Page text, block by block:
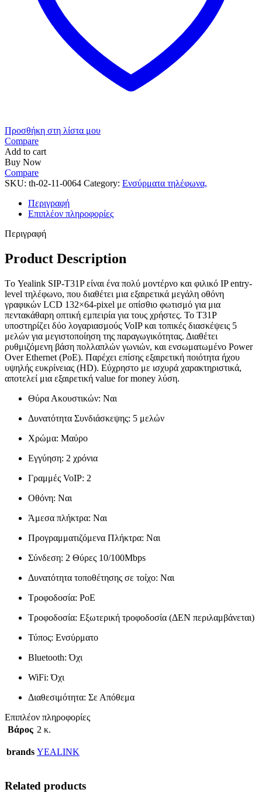
Προσθήκη στη λίστα μου
Compare
Add to cart
Buy Now
Compare
SKU: th-02-11-0064 Category: Ενσύρματα τηλέφωνα,
Περιγραφή
Επιπλέον πληροφορίες
Περιγραφή
Product Description
Tο Yealink SIP-T31P είναι ένα πολύ μοντέρνο και φιλικό IP entry-
level τηλέφωνο, που διαθέτει μια εξαιρετικά μεγάλη οθόνη
γραφικών LCD 132×64-pixel με οπίσθιο φωτισμό για μια
πεντακάθαρη οπτική εμπειρία για τους χρήστες. Το T31P
υποστηρίζει δύο λογαριασμούς VoIP και τοπικές διασκέψεις 5
μελών για μεγιστοποίηση της παραγωγικότητας. Διαθέτει
ρυθμιζόμενη βάση πολλαπλών γωνιών, και ενσωματωμένο Power
Over Ethernet (PoE). Παρέχει επίσης εξαιρετική ποιότητα ήχου
υψηλής ευκρίνειας (HD). Εύχρηστο με ισχυρά χαρακτηριστικά,
αποτελεί μια εξαιρετική value for money λύση.
Θύρα Ακουστικών: Ναι
Δυνατότητα Συνδιάσκεψης: 5 μελών
Χρώμα: Μαύρο
Εγγύηση: 2 χρόνια
Γραμμές VoIP: 2
Οθόνη: Ναι
Άμεσα πλήκτρα: Ναι
Προγραμματιζόμενα Πλήκτρα: Ναι
Σύνδεση: 2 Θύρες 10/100Mbps
Δυνατότητα τοποθέτησης σε τοίχο: Ναι
Τροφοδοσία: PoE
Τροφοδοσία: Εξωτερική τροφοδοσία (ΔΕΝ περιλαμβάνεται)
Τύπος: Ενσύρματο
Bluetooth: Όχι
WiFi: Όχι
Διαθεσιμότητα: Σε Απόθεμα
Επιπλέον πληροφορίες
Βάρος 2 κ.
brands YEALINK
Related products